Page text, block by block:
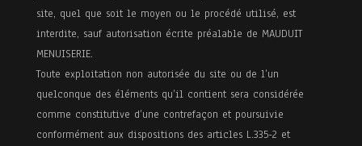
site, quel que soit le moyen ou le procédé utilisé, est
interdite, sauf autorisation écrite préalable de MAUDUIT
MENUISERIE.
Toute exploitation non autorisée du site ou de l’un
quelconque des éléments qu’il contient sera considérée
comme constitutive d’une contrefaçon et poursuivie
conformément aux dispositions des articles L.335-2 et